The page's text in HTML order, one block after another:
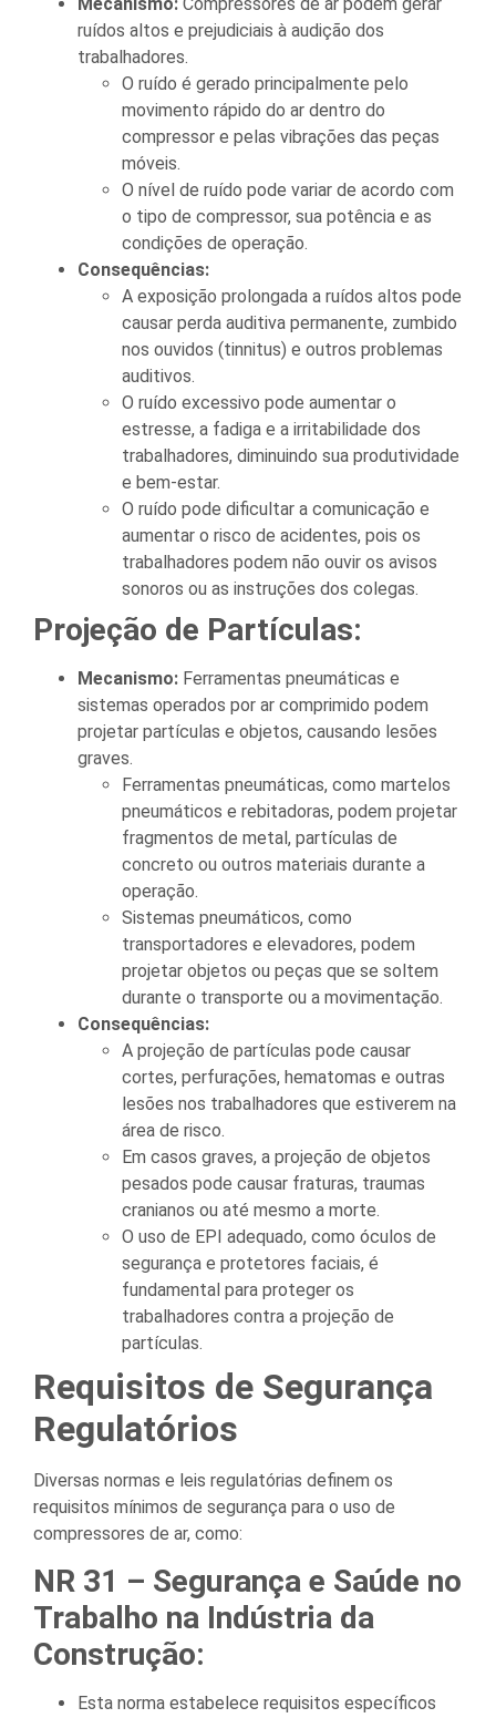
ruídos altos e prejudiciais à audição dos
trabalhadores.
O ruído é gerado principalmente pelo
movimento rápido do ar dentro do
compressor e pelas vibrações das peças
móveis.
O nível de ruído pode variar de acordo com
o tipo de compressor, sua potência e as
condições de operação.
Consequências:
A exposição prolongada a ruídos altos pode
causar perda auditiva permanente, zumbido
nos ouvidos (tinnitus) e outros problemas
auditivos.
O ruído excessivo pode aumentar o
estresse, a fadiga e a irritabilidade dos
trabalhadores, diminuindo sua produtividade
e bem-estar.
O ruído pode dificultar a comunicação e
aumentar o risco de acidentes, pois os
trabalhadores podem não ouvir os avisos
sonoros ou as instruções dos colegas.
Projeção de Partículas:
Mecanismo: Ferramentas pneumáticas e
sistemas operados por ar comprimido podem
projetar partículas e objetos, causando lesões
graves.
Ferramentas pneumáticas, como martelos
pneumáticos e rebitadoras, podem projetar
fragmentos de metal, partículas de
concreto ou outros materiais durante a
operação.
Sistemas pneumáticos, como
transportadores e elevadores, podem
projetar objetos ou peças que se soltem
durante o transporte ou a movimentação.
Consequências:
A projeção de partículas pode causar
cortes, perfurações, hematomas e outras
lesões nos trabalhadores que estiverem na
área de risco.
Em casos graves, a projeção de objetos
pesados pode causar fraturas, traumas
cranianos ou até mesmo a morte.
O uso de EPI adequado, como óculos de
segurança e protetores faciais, é
fundamental para proteger os
trabalhadores contra a projeção de
partículas.
Requisitos de Segurança
Regulatórios
Diversas normas e leis regulatórias definem os
requisitos mínimos de segurança para o uso de
compressores de ar, como:
NR 31 – Segurança e Saúde no
Trabalho na Indústria da
Construção:
Esta norma estabelece requisitos específicos